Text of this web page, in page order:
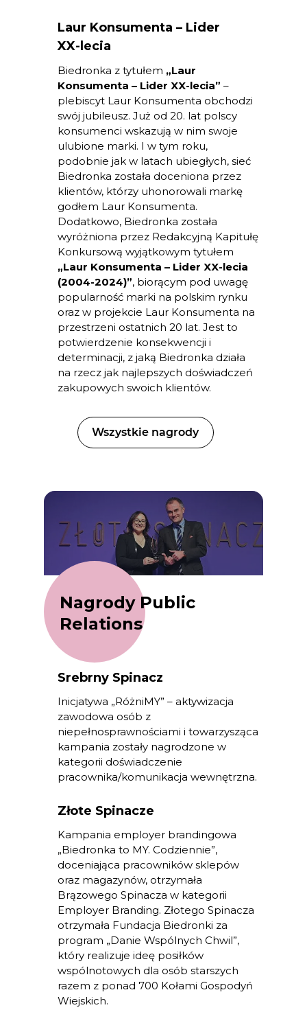
Wszystkie nagrody
Laur Konsumenta – Lider
XX-lecia
Biedronka z tytułem „Laur
Konsumenta – Lider XX-lecia” –
plebiscyt Laur Konsumenta obchodzi
swój jubileusz. Już od 20. lat polscy
konsumenci wskazują w nim swoje
ulubione marki. I w tym roku,
podobnie jak w latach ubiegłych, sieć
Biedronka została doceniona przez
klientów, którzy uhonorowali markę
godłem Laur Konsumenta.
Dodatkowo, Biedronka została
wyróżniona przez Redakcyjną Kapitułę
Konkursową wyjątkowym tytułem
„Laur Konsumenta – Lider XX-lecia
(2004-2024)”, biorącym pod uwagę
popularność marki na polskim rynku
oraz w projekcie Laur Konsumenta na
przestrzeni ostatnich 20 lat. Jest to
potwierdzenie konsekwencji i
determinacji, z jaką Biedronka działa
na rzecz jak najlepszych doświadczeń
zakupowych swoich klientów.
Nagrody Public
Relations
Inicjatywa „RóżniMY” – aktywizacja
zawodowa osób z
niepełnosprawnościami i towarzysząca
kampania zostały nagrodzone w
kategorii doświadczenie
pracownika/komunikacja wewnętrzna.
Srebrny Spinacz
Kampania employer brandingowa
„Biedronka to MY. Codziennie”,
doceniająca pracowników sklepów
oraz magazynów, otrzymała
Brązowego Spinacza w kategorii
Employer Branding. Złotego Spinacza
otrzymała Fundacja Biedronki za
program „Danie Wspólnych Chwil”,
który realizuje ideę posiłków
wspólnotowych dla osób starszych
razem z ponad 700 Kołami Gospodyń
Wiejskich.
Złote Spinacze